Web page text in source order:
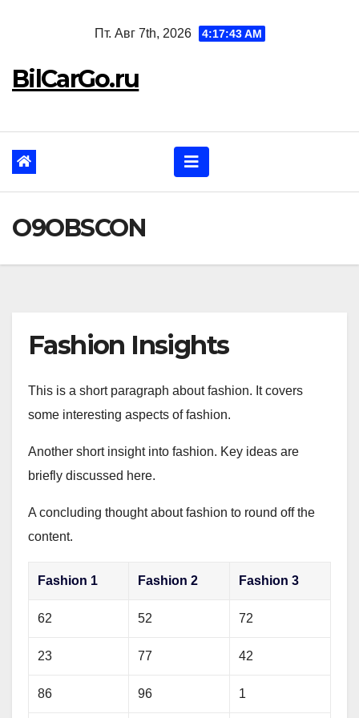
Пт. Авг 7th, 2026 4:17:44 AM
BilCarGo.ru
O9OBSCON
Fashion Insights
This is a short paragraph about fashion. It covers
some interesting aspects of fashion.
Another short insight into fashion. Key ideas are
briefly discussed here.
A concluding thought about fashion to round off the
content.
Fashion 1 Fashion 2 Fashion 3
62 52 72
23 77 42
86 96 1